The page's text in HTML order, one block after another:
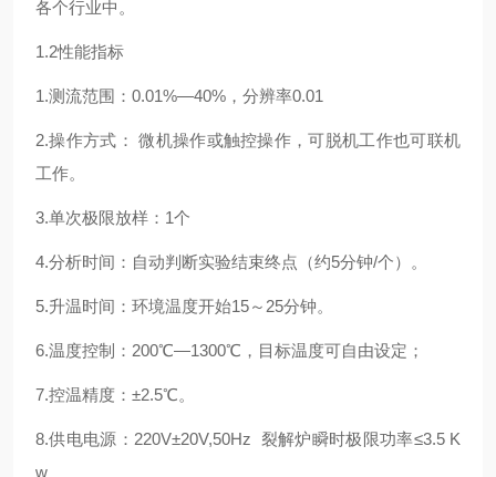
各个行业中。
1.2性能指标
1.测流范围：0.01%—40%，分辨率0.01
2.操作方式： 微机操作或触控操作，可脱机工作也可联机
工作。
3.单次极限放样：1个
4.分析时间：自动判断实验结束终点（约5分钟/个）。
5.升温时间：环境温度开始15～25分钟。
6.温度控制：200℃—1300℃，目标温度可自由设定；
7.控温精度：±2.5℃。
8.供电电源：220V±20V,50Hz 裂解炉瞬时极限功率≤3.5 K
w